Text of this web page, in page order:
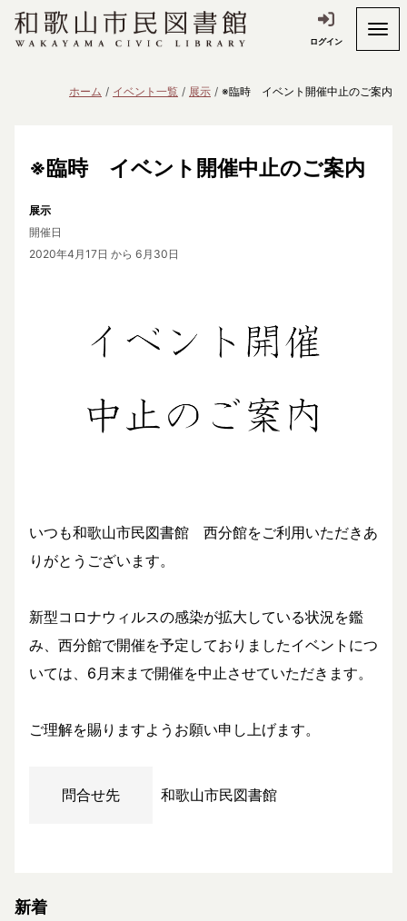
ログイン
ホーム イベント一覧 展示 ※臨時 イベント開催中止のご案内
※臨時 イベント開催中止のご案内
展示
開催日
2020年4月17日 から 6月30日
いつも和歌山市民図書館 西分館をご利用いただきあ
りがとうございます。
新型コロナウィルスの感染が拡大している状況を鑑
み、西分館で開催を予定しておりましたイベントにつ
いては、6月末まで開催を中止させていただきます。
ご理解を賜りますようお願い申し上げます。
問合せ先 和歌山市民図書館
新着